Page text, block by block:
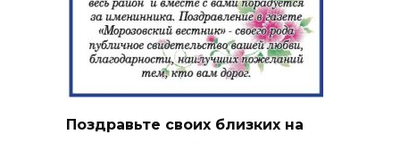
Поздравьте своих близких на